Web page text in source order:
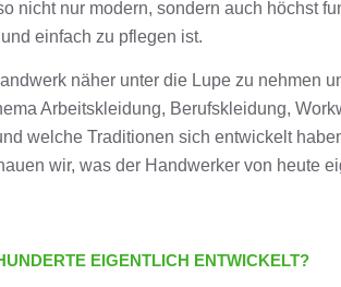
nur modern, sondern auch höchst
einfach zu pflegen ist.
näher unter die Lupe zu nehmen
Arbeitskleidung, Berufskleidung,
welche Traditionen sich entwickelt
wir, was der Handwerker von heute
EIGENTLICH ENTWICKELT?